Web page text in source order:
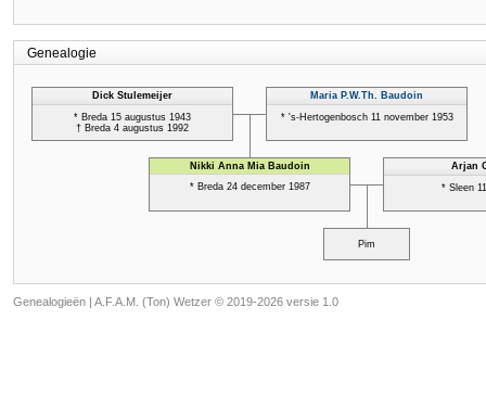
Genealogie
Genealogieën | A.F.A.M. (Ton) Wetzer © 2019-2026 versie 1.0